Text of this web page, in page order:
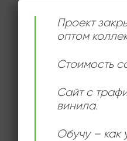
ОНЛАЙН:
Проект
оптом
Стоимость
Сайт с
винила.
Обучу – как